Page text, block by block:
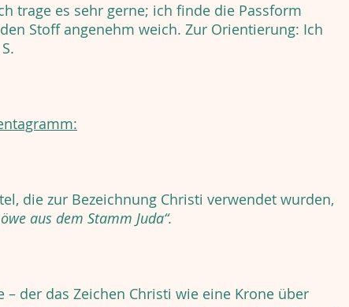
trage es sehr gerne; ich finde die Passform
Stoff angenehm weich. Zur Orientierung: Ich
die zur Bezeichnung Christi verwendet wurden,
aus dem Stamm Juda“.
– der das Zeichen Christi wie eine Krone über